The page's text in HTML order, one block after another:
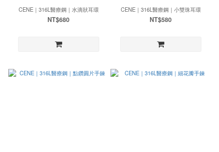
CENE｜316L醫療鋼｜水滴狀耳環
NT$680
CENE｜316L醫療鋼｜小雙珠耳環
NT$580